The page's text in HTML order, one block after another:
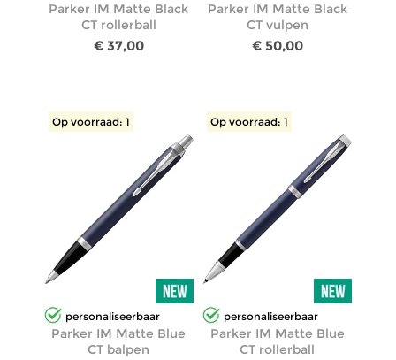
Parker IM Matte Black
CT rollerball
€ 37,00
Parker IM Matte Black
CT vulpen
€ 50,00
personaliseerbaar
Op voorraad: 1
Parker IM Matte Blue
CT balpen
personaliseerbaar
Op voorraad: 1
Parker IM Matte Blue
CT rollerball